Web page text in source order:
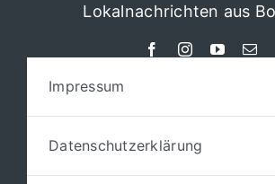
Lokalnachrichten aus
Impressum
Datenschutzerklärung